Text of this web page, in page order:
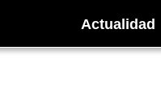
Actualidad